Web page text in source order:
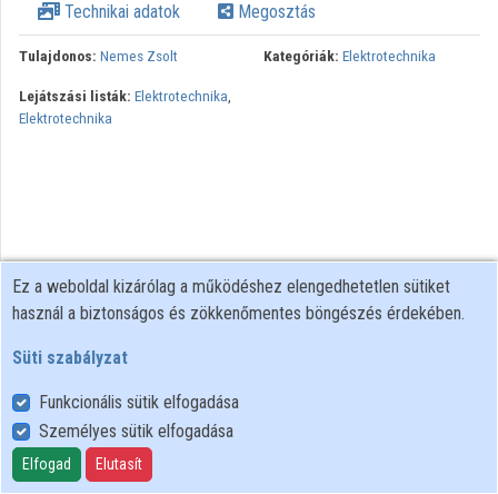
Közreműködők
Technikai adatok Megosztás
Tulajdonos: Nemes Zsolt Kategóriák: Elektrotechnika
Lejátszási listák: Elektrotechnika,
Elektrotechnika
Felhasználói szabályzat
Adatkezelési tájékoztató
Süti szabályzat
Ez a weboldal kizárólag a működéshez elengedhetetlen sütiket
használ a biztonságos és zökkenőmentes böngészés érdekében.
Süti szabályzat
Funkcionális sütik elfogadása
Személyes sütik elfogadása
Elfogad Elutasít